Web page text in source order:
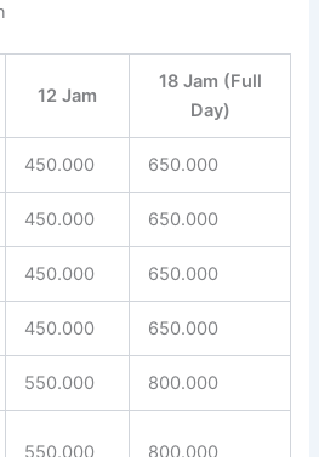
12 Jam
18 Jam (Full
Day)
450.000 650.000
450.000 650.000
450.000 650.000
450.000 650.000
550.000 800.000
550.000 800.000